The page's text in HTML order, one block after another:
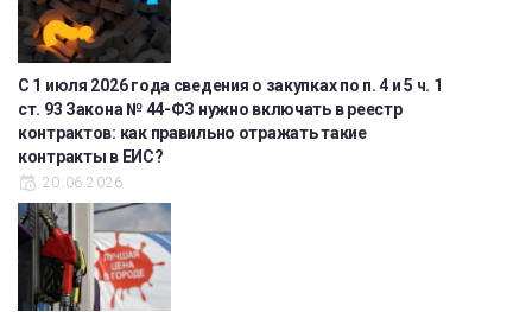
С 1 июля 2026 года сведения о закупках по п. 4 и 5 ч. 1
ст. 93 Закона № 44-ФЗ нужно включать в реестр
контрактов: как правильно отражать такие
контракты в ЕИС?
20.06.2026